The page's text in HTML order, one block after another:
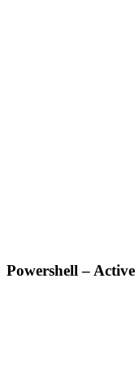
Powershell –